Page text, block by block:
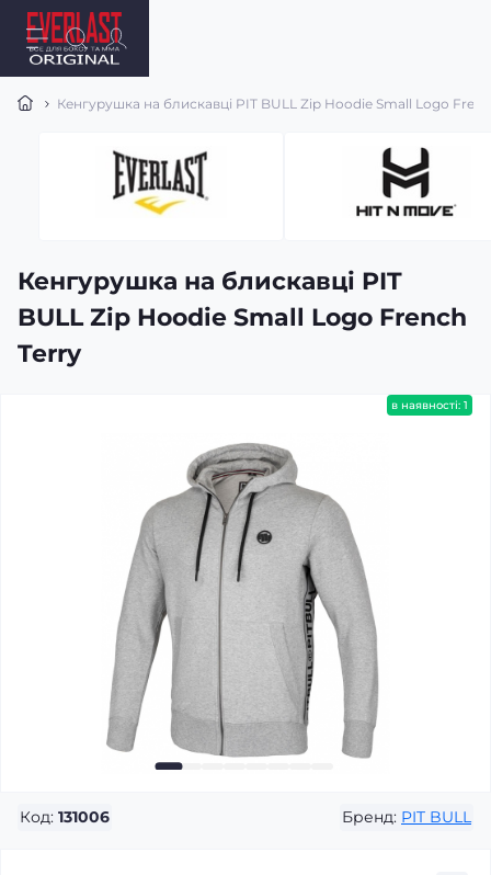
Кенгурушка на блискавці PIT BULL Zip Hoodie Small Logo
Кенгурушка на блискавці PIT
BULL Zip Hoodie Small Logo French
Terry
в наявності: 1
Код: 131006 Бренд: PIT BULL